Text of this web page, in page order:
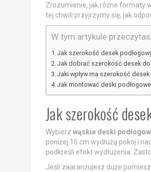
Zrozumienie, jak różne formaty
tej chwili przyjrzymy się, jak
W tym artykule
Jak szerokość desek
Jak dobrać szerokość desek
Jaki wpływ ma szerokość
Jak montować deski
Jak szerokość
Wybierz wąskie deski
poniżej 15 cm wydłużą pokój i
podkreśli efekt wydłużenia.
Jeśli zaaranżujesz duże